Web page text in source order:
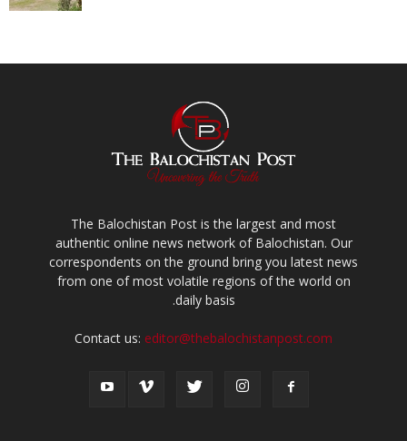
The Balochistan Post is the largest and most
authentic online news network of Balochistan. Our
correspondents on the ground bring you latest news
from one of most volatile regions of the world on
daily basis.
Contact us: editor@thebalochistanpost.com